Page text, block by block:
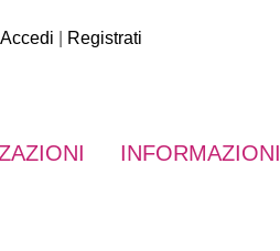
Accedi Registrati
INFORMAZIONI